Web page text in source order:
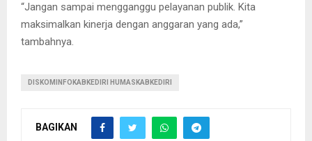
“Jangan sampai mengganggu pelayanan publik. Kita
maksimalkan kinerja dengan anggaran yang ada,”
tambahnya.
DISKOMINFOKABKEDIRI HUMASKABKEDIRI
BAGIKAN